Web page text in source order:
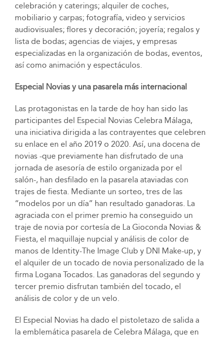
celebración y caterings; alquiler de coches,
mobiliario y carpas; fotografía, video y servicios
audiovisuales; flores y decoración; joyería; regalos y
lista de bodas; agencias de viajes, y empresas
especializadas en la organización de bodas, eventos,
así como animación y espectáculos.
Especial Novias y una pasarela más internacional
Las protagonistas en la tarde de hoy han sido las
participantes del Especial Novias Celebra Málaga,
una iniciativa dirigida a las contrayentes que celebren
su enlace en el año 2019 o 2020. Así, una docena de
novias -que previamente han disfrutado de una
jornada de asesoría de estilo organizada por el
salón-, han desfilado en la pasarela ataviadas con
trajes de fiesta. Mediante un sorteo, tres de las
“modelos por un día” han resultado ganadoras. La
agraciada con el primer premio ha conseguido un
traje de novia por cortesía de La Gioconda Novias &
Fiesta, el maquillaje nupcial y análisis de color de
manos de Identity-The Image Club y DNI Make-up, y
el alquiler de un tocado de novia personalizado de la
firma Logana Tocados. Las ganadoras del segundo y
tercer premio disfrutan también del tocado, el
análisis de color y de un velo.
El Especial Novias ha dado el pistoletazo de salida a
la emblemática pasarela de Celebra Málaga, que en